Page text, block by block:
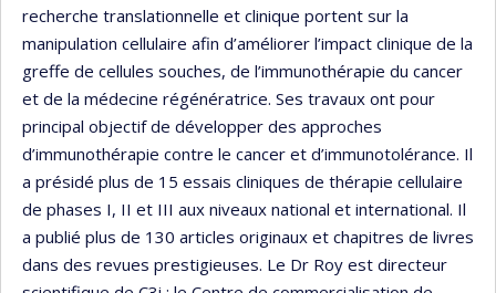
recherche translationnelle et clinique portent sur la
manipulation cellulaire afin d’améliorer l’impact clinique de la
greffe de cellules souches, de l’immunothérapie du cancer
et de la médecine régénératrice. Ses travaux ont pour
principal objectif de développer des approches
d’immunothérapie contre le cancer et d’immunotolérance. Il
a présidé plus de 15 essais cliniques de thérapie cellulaire
de phases I, II et III aux niveaux national et international. Il
a publié plus de 130 articles originaux et chapitres de livres
dans des revues prestigieuses. Le Dr Roy est directeur